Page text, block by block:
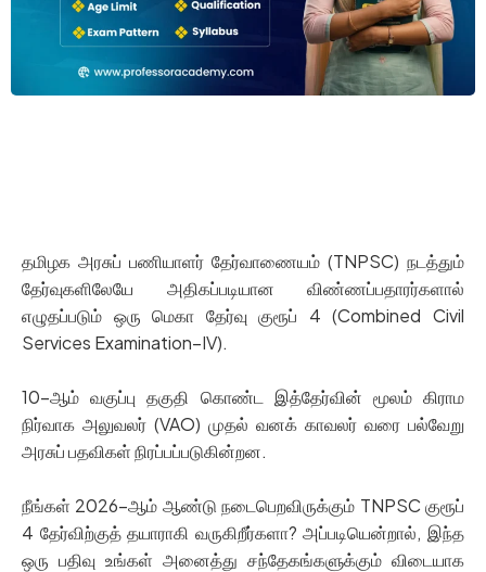
தமிழக அரசுப் பணியாளர் தேர்வாணையம் (TNPSC) நடத்தும்
தேர்வுகளிலேயே அதிகப்படியான விண்ணப்பதாரர்களால்
எழுதப்படும் ஒரு மெகா தேர்வு குரூப் 4 (Combined Civil
Services Examination–IV).
10-ஆம் வகுப்பு தகுதி கொண்ட இத்தேர்வின் மூலம் கிராம
நிர்வாக அலுவலர் (VAO) முதல் வனக் காவலர் வரை பல்வேறு
அரசுப் பதவிகள் நிரப்பப்படுகின்றன.
நீங்கள் 2026-ஆம் ஆண்டு நடைபெறவிருக்கும் TNPSC குரூப்
4 தேர்விற்குத் தயாராகி வருகிறீர்களா? அப்படியென்றால், இந்த
ஒரு பதிவு உங்கள் அனைத்து சந்தேகங்களுக்கும் விடையாக